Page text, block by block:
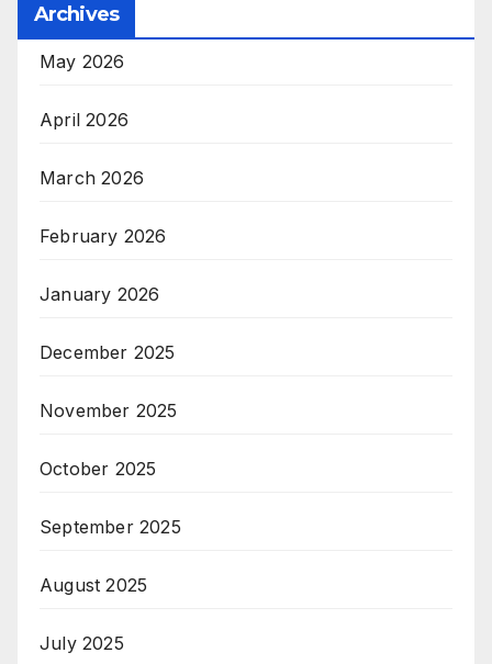
Archives
May 2026
April 2026
March 2026
February 2026
January 2026
December 2025
November 2025
October 2025
September 2025
August 2025
July 2025